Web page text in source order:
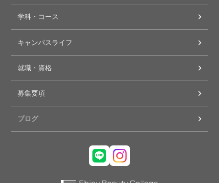
学科・コース
キャンパスライフ
就職・資格
募集要項
ブログ